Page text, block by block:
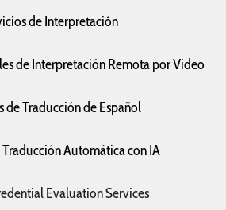
de Interpretación
de Interpretación Remota por Video
de Traducción de Español
Automática con IA
Evaluation Services